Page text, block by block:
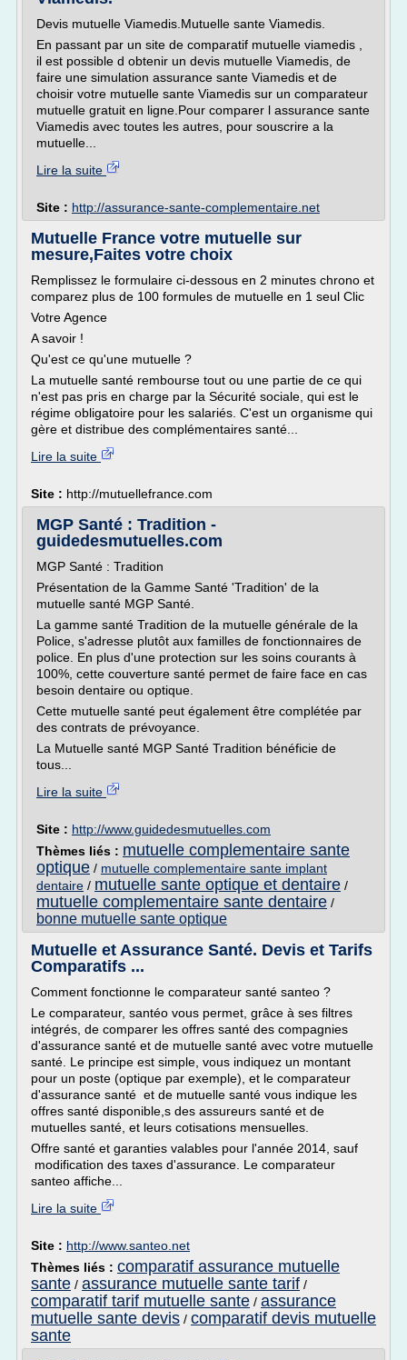
Devis mutuelle Viamedis.Mutuelle sante Viamedis.
En passant par un site de comparatif mutuelle viamedis ,
il est possible d obtenir un devis mutuelle Viamedis, de
faire une simulation assurance sante Viamedis et de
choisir votre mutuelle sante Viamedis sur un comparateur
mutuelle gratuit en ligne.Pour comparer l assurance sante
Viamedis avec toutes les autres, pour souscrire a la
mutuelle...
Lire la suite
Site : http://assurance-sante-complementaire.net
Mutuelle France votre mutuelle sur
mesure,Faites votre choix
Remplissez le formulaire ci-dessous en 2 minutes chrono et
comparez plus de 100 formules de mutuelle en 1 seul Clic
Votre Agence
A savoir !
Qu'est ce qu'une mutuelle ?
La mutuelle santé rembourse tout ou une partie de ce qui
n'est pas pris en charge par la Sécurité sociale, qui est le
régime obligatoire pour les salariés. C'est un organisme qui
gère et distribue des complémentaires santé...
Lire la suite
Site : http://mutuellefrance.com
MGP Santé : Tradition -
guidedesmutuelles.com
MGP Santé : Tradition
Présentation de la Gamme Santé 'Tradition' de la
mutuelle santé MGP Santé.
La gamme santé Tradition de la mutuelle générale de la
Police, s'adresse plutôt aux familles de fonctionnaires de
police. En plus d'une protection sur les soins courants à
100%, cette couverture santé permet de faire face en cas
besoin dentaire ou optique.
Cette mutuelle santé peut également être complétée par
des contrats de prévoyance.
La Mutuelle santé MGP Santé Tradition bénéficie de
tous...
Lire la suite
Site : http://www.guidedesmutuelles.com
Thèmes liés : mutuelle complementaire sante
optique / mutuelle complementaire sante implant
dentaire / mutuelle sante optique et dentaire /
mutuelle complementaire sante dentaire /
bonne mutuelle sante optique
Mutuelle et Assurance Santé. Devis et Tarifs
Comparatifs ...
Comment fonctionne le comparateur santé santeo ?
Le comparateur, santéo vous permet, grâce à ses filtres
intégrés, de comparer les offres santé des compagnies
d'assurance santé et de mutuelle santé avec votre mutuelle
santé. Le principe est simple, vous indiquez un montant
pour un poste (optique par exemple), et le comparateur
d'assurance santé et de mutuelle santé vous indique les
offres santé disponible,s des assureurs santé et de
mutuelles santé, et leurs cotisations mensuelles.
Offre santé et garanties valables pour l'année 2014, sauf
modification des taxes d'assurance. Le comparateur
santeo affiche...
Lire la suite
Site : http://www.santeo.net
Thèmes liés : comparatif assurance mutuelle
sante / assurance mutuelle sante tarif /
comparatif tarif mutuelle sante / assurance
mutuelle sante devis / comparatif devis mutuelle
sante